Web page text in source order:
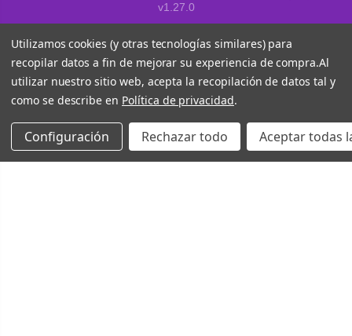
v1.27.0
Utilizamos cookies (y otras tecnologías similares) para
recopilar datos a fin de mejorar su experiencia de compra.Al
utilizar nuestro sitio web, acepta la recopilación de datos tal y
como se describe en Política de privacidad.
Configuración Rechazar todo Aceptar todas